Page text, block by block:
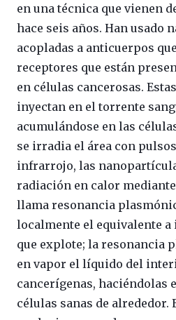
en una técnica que vienen
hace seis años. Han usado
acopladas a anticuerpos
receptores que están
en células cancerosas.
inyectan en el torrente
acumulándose en las
se irradia el área con
infrarrojo, las
radiación en calor
llama resonancia
localmente el equivalente
que explote; la resonancia
en vapor el líquido del
cancerígenas, haciéndolas
células sanas de alrededor.